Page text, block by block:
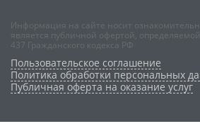
Информация на сайте носит
является публичной офертой,
437 Гражданского кодекса РФ
Пользовательское соглашение
Политика обработки персональных
Публичная оферта на оказание услуг